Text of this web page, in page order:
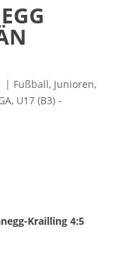
| Fußball, Junioren,
, U17 (B3) -
Krailling 4:5